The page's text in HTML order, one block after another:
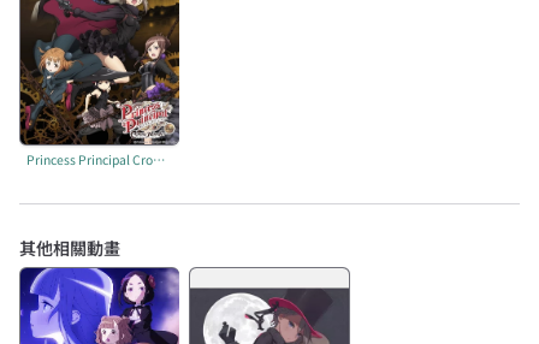
Princess Principal Crown Handler 第4章
其他相關動畫